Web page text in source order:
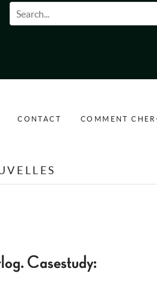
Formulaire de
CONTACT COMMENT
Casestudy: